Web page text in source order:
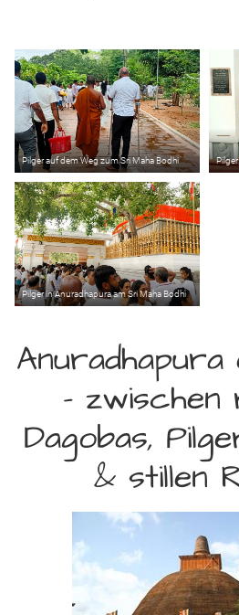
Pilger auf dem Weg zum Sri Maha Bodhi
Pilger in Anuradhapura am Sri Maha Bodhi
– zwischen
Dagobas,
& stillen